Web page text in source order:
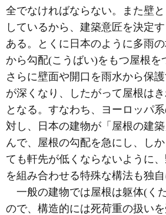
全でなければならない。また壁
しているから、建築意匠を決定
ある。とくに日本のように多雨
から勾配(こうばい)をもつ屋根を
さらに壁面や開口を雨水から保
が深くなり、したがって屋根は
となる。すなわち、ヨーロッパ
対し、日本の建物が「屋根の建
んで、屋根の勾配を急にし、し
ても軒先が低くならないように
を組み合わせる特殊な構法も独自
一般の建物では屋根は躯体(く
ので、構造的には死荷重の扱い